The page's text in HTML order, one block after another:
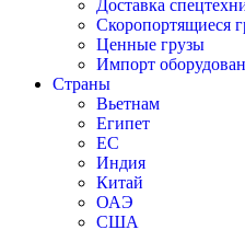
Доставка
Скоропортящиеся
Ценные грузы
Импорт
Страны
Вьетнам
Египет
ЕС
Индия
Китай
ОАЭ
США